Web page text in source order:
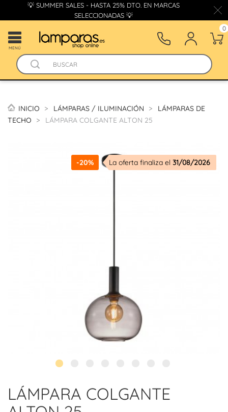
💡 SUMMER SALES - HASTA 25% DTO. EN MARCAS
SELECCIONADAS 💡
MENÚ
0
INICIO LÁMPARAS / ILUMINACIÓN
LÁMPARAS DE
TECHO
LÁMPARA COLGANTE ALTON 25
-20% La oferta finaliza el 31/08/2026
LÁMPARA COLGANTE